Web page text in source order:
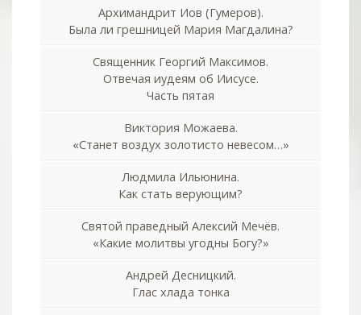
Архимандрит Иов (Гумеров).
Была ли грешницей Мария Магдалина?
Священник Георгий Максимов.
Отвечая иудеям об Иисусе.
Часть пятая
Виктория Можаева.
«Станет воздух золотисто невесом…»
Людмила Ильюнина.
Как стать верующим?
Святой праведный Алексий Мечёв.
«Какие молитвы угодны Богу?»
Андрей Десницкий.
Глас хлада тонка